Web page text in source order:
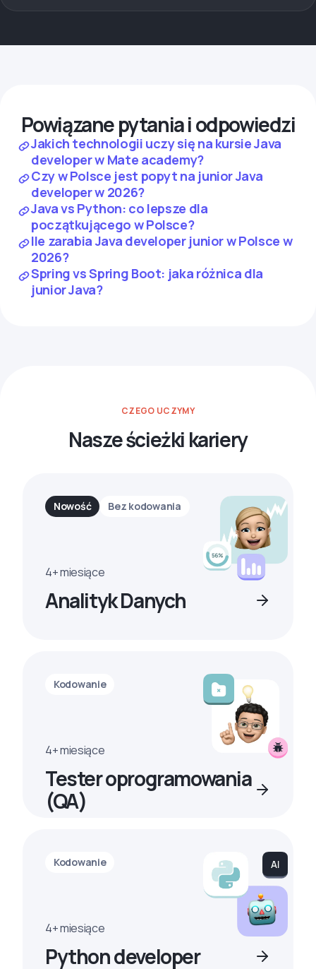
Powiązane pytania i odpowiedzi
Jakich technologii uczy się na kursie Java
developer w Mate academy?
Czy w Polsce jest popyt na junior Java
developer w 2026?
Java vs Python: co lepsze dla
początkującego w Polsce?
Ile zarabia Java developer junior w Polsce w
2026?
Spring vs Spring Boot: jaka różnica dla
junior Java?
CZEGO UCZYMY
Nasze ścieżki kariery
Nowość Bez kodowania
4+ miesiące
Analityk Danych
Kodowanie
4+ miesiące
Tester oprogramowania
(QA)
Kodowanie
4+ miesiące
Python developer